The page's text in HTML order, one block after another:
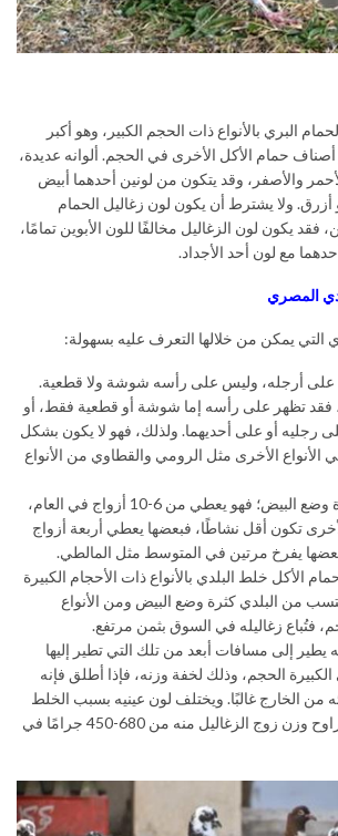
البري بالأنواع ذات الحجم الكبير، وهو أكبر
حمام الأكل الأخرى في الحجم. ألوانه عديدة،
والأصفر، وقد يتكون من لونين أحدهما أبيض
أزرق. ولا يشترط أن يكون لون زغاليل الحمام
فقد يكون لون الزغاليل مخالفًا للون الأبوين تمامًا،
مع لون أحد الأجداد.
المصري
التي يمكن من خلالها التعرف عليه بسهولة:
أرجله، وليس على رأسه شوشة ولا قطعية.
فقد تظهر على رأسه إما شوشة أو قطعية فقط، أو
رجليه أو على أحديهما. ولذلك، فهو لا يكون بشكل
الأنواع الأخرى مثل الرومي والقطاوي من الأنواع
ومن صفاته كثرة وضع البيض؛ فهو يعطي من 6-10 أزواج في العام،
تكون أقل نشاطًا، فبعضها يعطي أربعة أزواج
يفرخ مرتين في المتوسط مثل المالطي.
الأكل خلط البلدي بالأنواع ذات الأحجام الكبيرة
من البلدي كثرة وضع البيض ومن الأنواع
فتُباع زغاليله في السوق بثمن مرتفع.
يطير إلى مسافات أبعد من تلك التي تطير إليها
الحجم، وذلك لخفة وزنه، فإذا أطلق فإنه
الخارج غالبًا. ويختلف لون عينيه بسبب الخلط
الكثيف فيه، ويتراوح وزن زوج الزغاليل منه من 680-450 جرامًا في